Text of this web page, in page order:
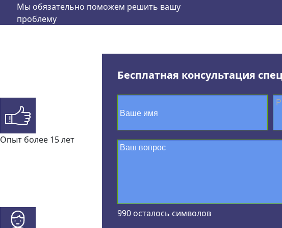
Мы обязательно поможем решить вашу
проблему
Опыт более 15 лет
Бесплатная консультация
990 осталось символов